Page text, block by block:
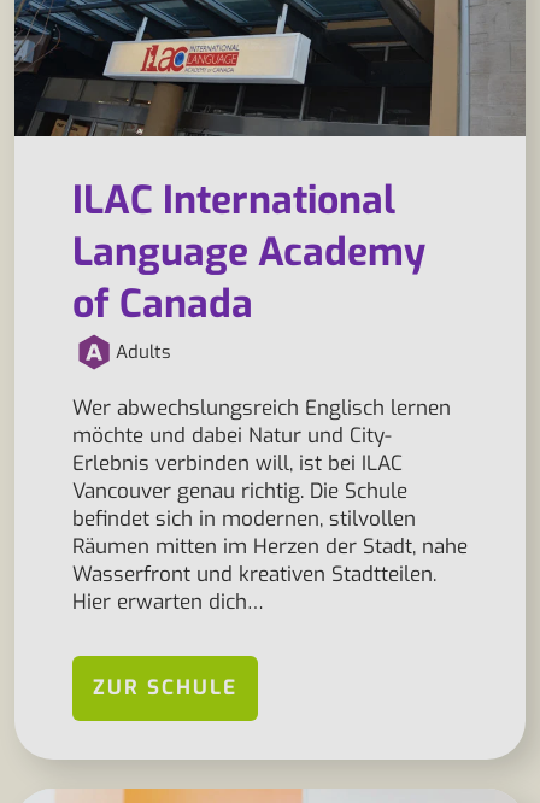
ILAC International
Language Academy
of Canada
Adults
Wer abwechslungsreich Englisch lernen
möchte und dabei Natur und City-
Erlebnis verbinden will, ist bei ILAC
Vancouver genau richtig. Die Schule
befindet sich in modernen, stilvollen
Räumen mitten im Herzen der Stadt, nahe
Wasserfront und kreativen Stadtteilen.
Hier erwarten dich…
ZUR SCHULE